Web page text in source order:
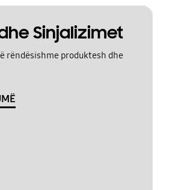
Sinjalizimet
rëndësishme produktesh dhe